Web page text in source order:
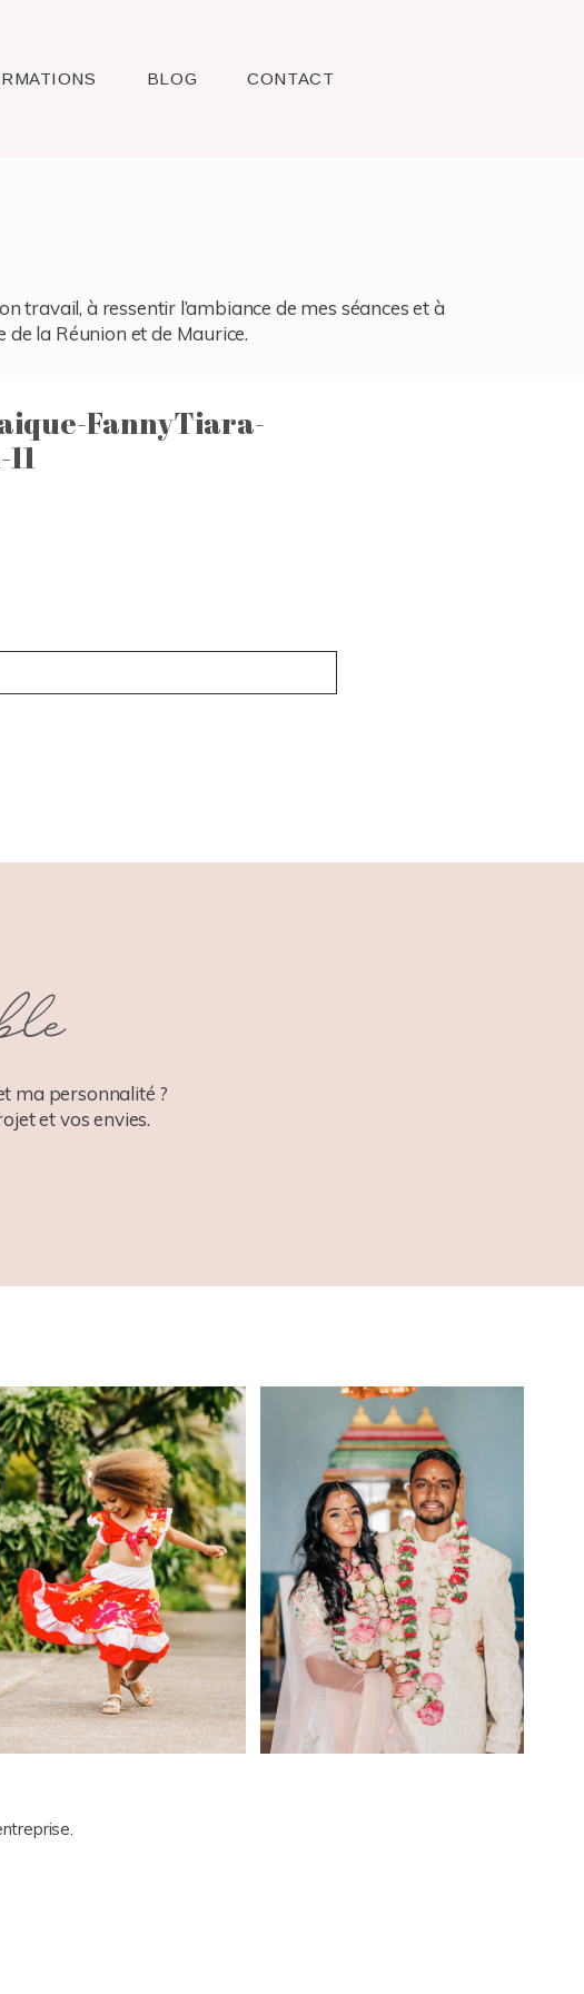
BLOG CONTACT
travail, à ressentir l’ambiance de mes séances et à
de la Réunion et de Maurice.
FannyTiara-
ma personnalité ?
et vos envies.